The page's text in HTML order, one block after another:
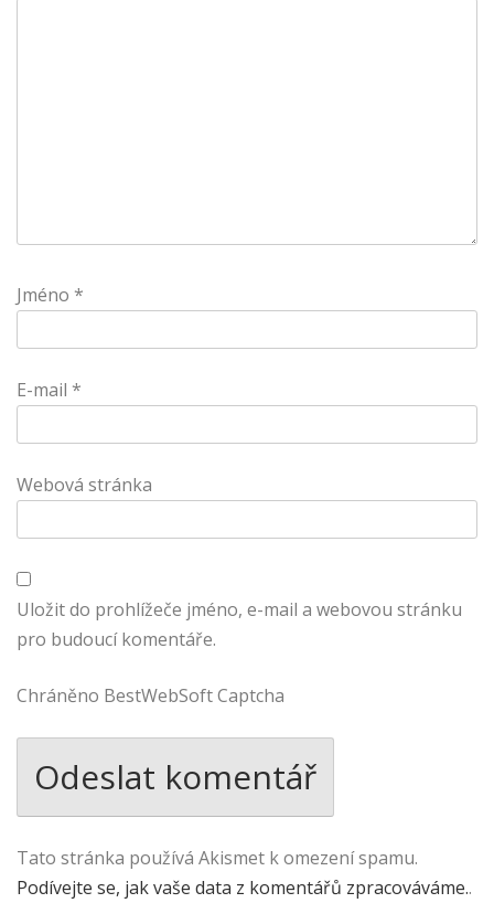
Jméno *
E-mail *
Webová stránka
Uložit do prohlížeče jméno, e-mail a webovou stránku
pro budoucí komentáře.
Chráněno BestWebSoft Captcha
Tato stránka používá Akismet k omezení spamu.
Podívejte se, jak vaše data z komentářů zpracováváme..